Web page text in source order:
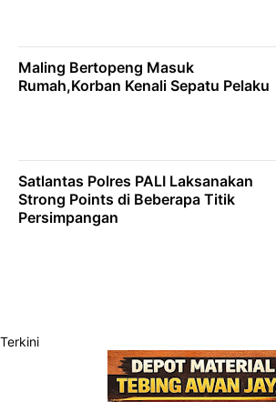
Maling Bertopeng Masuk
Rumah,Korban Kenali Sepatu Pelaku
Satlantas Polres PALI Laksanakan
Strong Points di Beberapa Titik
Persimpangan
Terkini